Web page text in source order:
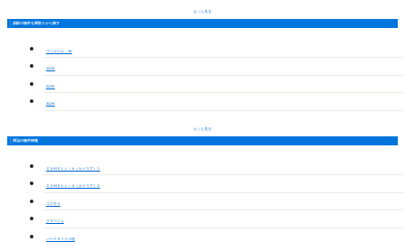
もっと見る
原駅の物件を間取りから探す
ワンルーム・1K
1LDK
2LDK
3LDK
もっと見る
周辺の物件情報
ＣＡＭＥＬＬｉＡ（カメリア）１
ＣＡＭＥＬＬｉＡ（カメリア）２
コスモⅡ
ラマージュ
パークサイド小池